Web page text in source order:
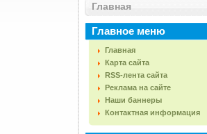
Главная
Главное меню
Главная
Карта сайта
RSS-лента сайта
Реклама на сайте
Наши баннеры
Контактная информация